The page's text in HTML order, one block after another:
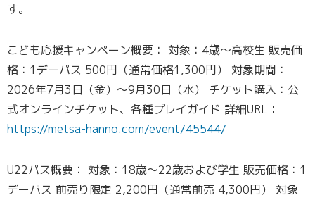
す。
こども応援キャンペーン概要： 対象：4歳～高校生 販売価
格：1デーパス 500円（通常価格1,300円） 対象期間：
2026年7月3日（金）～9月30日（水） チケット購入：公
式オンラインチケット、各種プレイガイド 詳細URL：
https://metsa-hanno.com/event/45544/
U22パス概要： 対象：18歳～22歳および学生 販売価格：1
デーパス 前売り限定 2,200円（通常前売 4,300円） 対象